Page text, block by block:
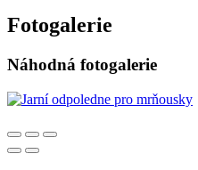
Fotogalerie
Náhodná fotogalerie